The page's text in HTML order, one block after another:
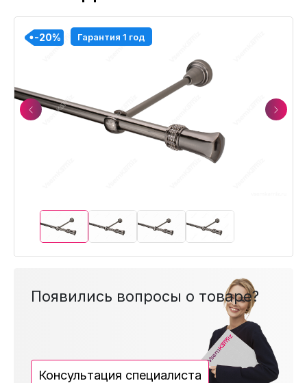
Previous
-20% Гарантия 1 год
-20%
-20%
-20%
Next
Появились вопросы о товаре?
Консультация специалиста